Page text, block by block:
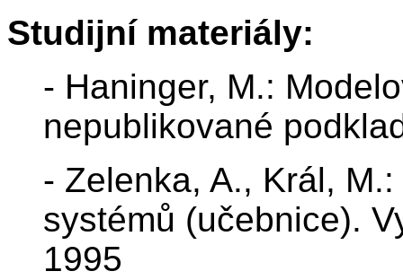
Studijní materiály:
- Haninger, M.:
nepublikované
- Zelenka, A., Král,
systémů (učebnice).
1995